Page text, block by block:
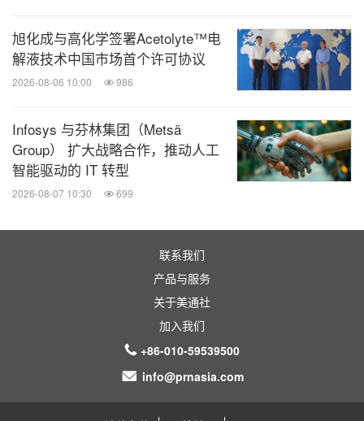
旭化成与高化学签署Acetolyte™电
解液技术中国市场首个许可协议
2026-08-06 10:00 986
Infosys 与芬林集团（Metsä
Group） 扩大战略合作，推动人工
智能驱动的 IT 转型
2026-08-07 10:30 699
联系我们
产品与服务
关于美通社
加入我们
+86-010-59539500
info@prnasia.com